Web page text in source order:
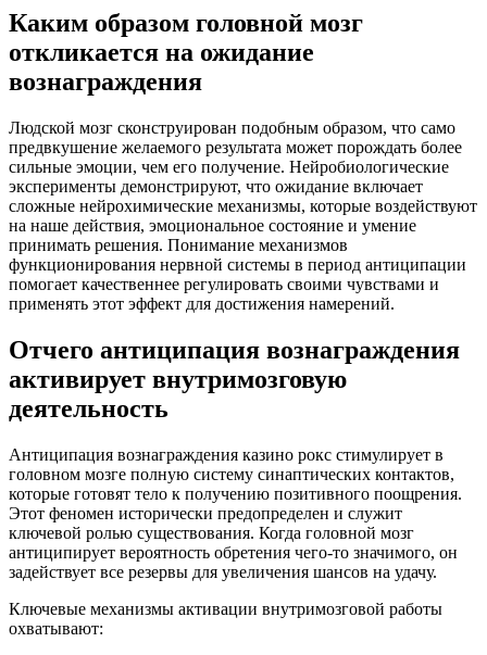
Каким образом головной мозг
откликается на ожидание
вознаграждения
Людской мозг сконструирован подобным образом, что само
предвкушение желаемого результата может порождать более
сильные эмоции, чем его получение. Нейробиологические
эксперименты демонстрируют, что ожидание включает
сложные нейрохимические механизмы, которые воздействуют
на наше действия, эмоциональное состояние и умение
принимать решения. Понимание механизмов
функционирования нервной системы в период антиципации
помогает качественнее регулировать своими чувствами и
применять этот эффект для достижения намерений.
Отчего антиципация вознаграждения
активирует внутримозговую
деятельность
Антиципация вознаграждения казино рокс стимулирует в
головном мозге полную систему синаптических контактов,
которые готовят тело к получению позитивного поощрения.
Этот феномен исторически предопределен и служит
ключевой ролью существования. Когда головной мозг
антиципирует вероятность обретения чего-то значимого, он
задействует все резервы для увеличения шансов на удачу.
Ключевые механизмы активации внутримозговой работы
охватывают: